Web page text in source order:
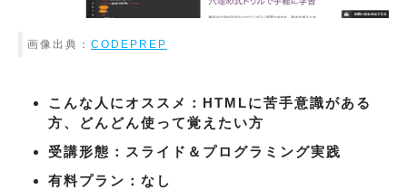
画像出典： CODEPREP
こんな人にオススメ：HTMLに苦手意識がある
方、どんどん使って覚えたい方
受講形態：スライド＆プログラミング実践
有料プラン：なし